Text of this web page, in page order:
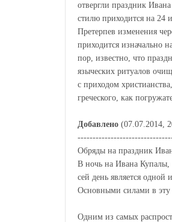
отвергли праздник
стилю приходится на 24
Претерпев изменения
приходится изначально
пор, известно, что
языческих ритуалов
с приходом
греческого, как
Добавлено (07.07.2014,
Обряды на праздник
В ночь на Ивана Купалы,
сей день является
Основными силами в эту
Одним из самых